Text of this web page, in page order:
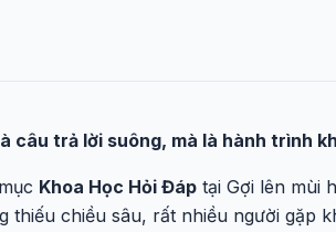
câu trả lời suông, mà là hành trình
Khoa Học Hỏi Đáp tại Gợi lên mùi
thiếu chiều sâu, rất nhiều người gặp